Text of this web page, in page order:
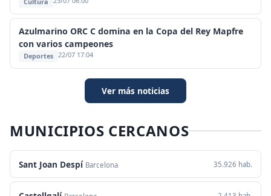
Azulmarino ORC C domina en la Copa del Rey Mapfre
con varios campeones
Deportes 22/07 17:04
Ver más noticias
MUNICIPIOS CERCANOS
Sant Joan Despí Barcelona 35.926 hab.